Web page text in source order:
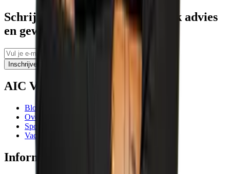
Schrijf je in voor tips, persoonlijk advies
en geweldige aanbiedingen
Inschrijven
AIC Visser
Blogs
Over ons
Sponsoring
Vacatures
Informatie